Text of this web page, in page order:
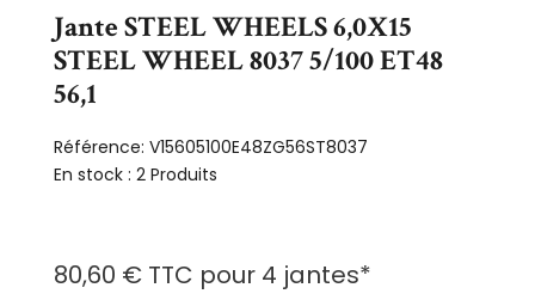
Jante STEEL WHEELS 6,0X15
STEEL WHEEL 8037 5/100 ET48
56,1
Référence: V15605100E48ZG56ST8037
En stock : 2 Produits
80,60 € TTC pour 4 jantes*